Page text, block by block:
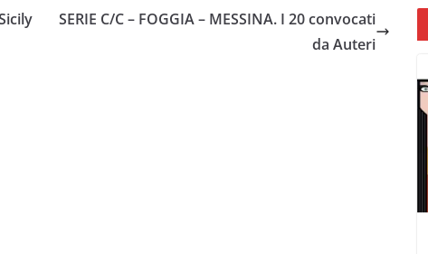
SERIE C/C – FOGGIA – MESSINA. I 20 convocati
da Auteri